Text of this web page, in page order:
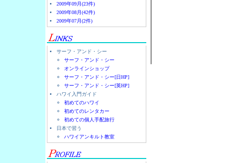
2009年09月(23件)
2009年08月(42件)
2009年07月(2件)
サーフ・アンド・シー
サーフ・アンド・シー
オンラインショップ
サーフ・アンド・シー[日HP]
サーフ・アンド・シー[英HP]
ハワイ入門ガイド
初めてのハワイ
初めてのレンタカー
初めての個人手配旅行
日本で習う
ハワイアンキルト教室